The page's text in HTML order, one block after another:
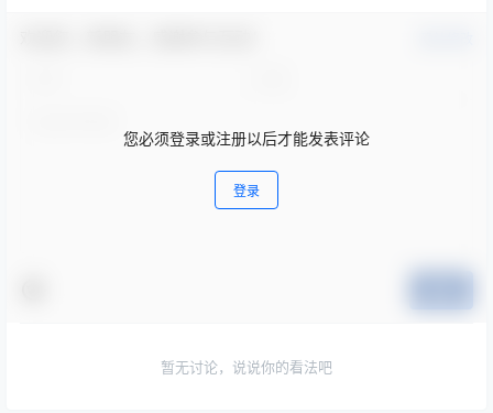
您必须登录或注册以后才能发表评论
登录
暂无讨论，说说你的看法吧